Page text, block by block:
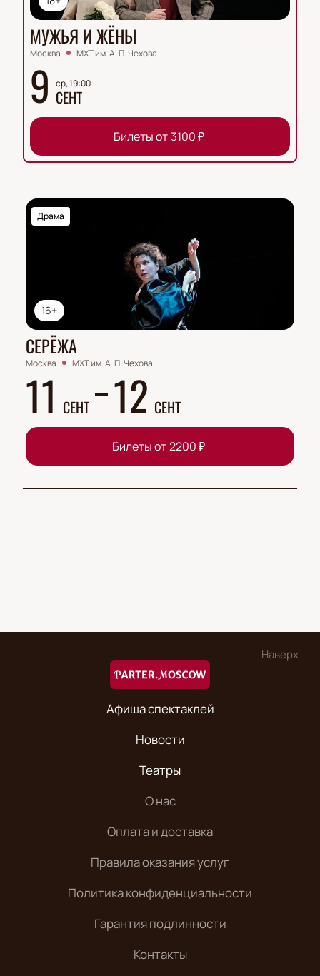
МУЖЬЯ И ЖЁНЫ
Москва МХТ им. А. П. Чехова
9 ср, 19:00
СЕНТ
Билеты от 3100₽
16+
Драма
СЕРЁЖА
Москва МХТ им. А. П. Чехова
11 СЕНТ 12 СЕНТ
Билеты от2200₽
Наверх
Афиша спектаклей
Новости
Театры
О нас
Оплата и доставка
Правила оказания услуг
Политика конфиденциальности
Гарантия подлинности
Контакты